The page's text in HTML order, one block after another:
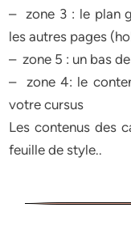
– zone 3 : le plan
les autres pages
– zone 5 : un bas
– zone 4: le
votre cursus
Les contenus des
feuille de style..